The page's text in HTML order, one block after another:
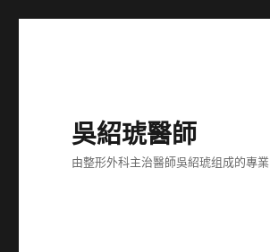
吳紹琥醫師
由整形外科主治醫師吳紹琥组成的專